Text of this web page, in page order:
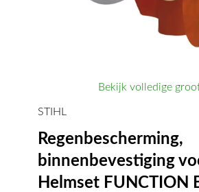
Bekijk volledige
STIHL
Regenbescherming,
binnenbevestiging
Helmset FUNCTION